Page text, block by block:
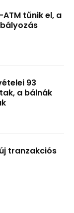
tűnik el, a
93
a bálnák
tranzakciós